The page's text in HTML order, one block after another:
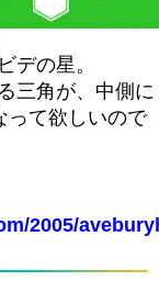
デの星。
三角が、中側に
って欲しいので
2005/